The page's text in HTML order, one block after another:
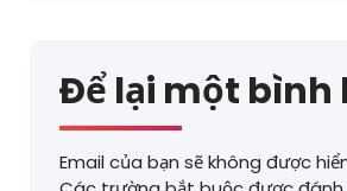
Để lại một bình
Email của bạn sẽ không được